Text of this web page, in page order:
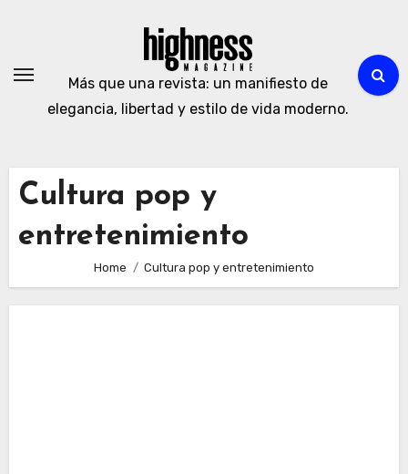
Más que una revista: un manifiesto de
elegancia, libertad y estilo de vida moderno.
Cultura pop y
entretenimiento
Home Cultura pop y entretenimiento